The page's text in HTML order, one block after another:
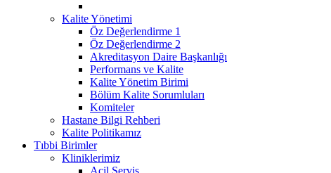
Kalite Yönetimi
Öz Değerlendirme 1
Öz Değerlendirme 2
Akreditasyon Daire Başkanlığı
Performans ve Kalite
Kalite Yönetim Birimi
Bölüm Kalite Sorumluları
Komiteler
Hastane Bilgi Rehberi
Kalite Politikamız
Tıbbi Birimler
Kliniklerimiz
Acil Servis